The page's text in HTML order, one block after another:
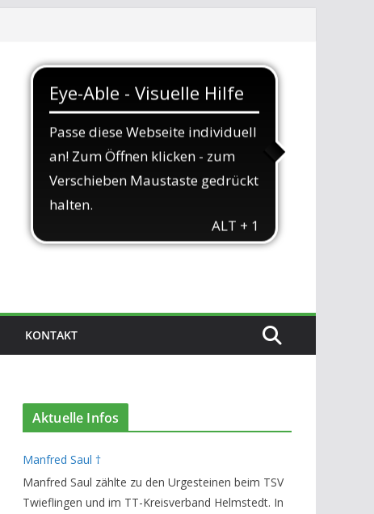
KONTAKT
Aktuelle Infos
Manfred Saul †
Manfred Saul zählte zu den Urgesteinen beim TSV
Twieflingen und im TT-Kreisverband Helmstedt. In